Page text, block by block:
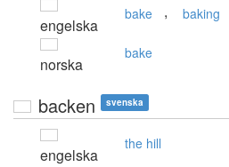
engelska
bake , baking
norska
bake
backen svenska
engelska
the hill